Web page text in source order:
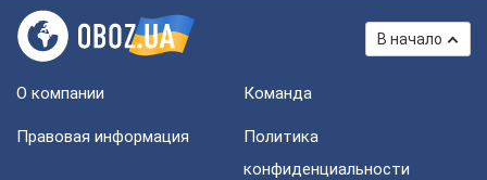
В начало
О компании Команда
Правовая информация
Политика
конфиденциальности